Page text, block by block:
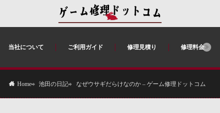
当社について ご利用ガイド 修理見積り 修理料金
Home 池田の日記 なぜウサギだらけなのか – ゲーム修理ドットコム